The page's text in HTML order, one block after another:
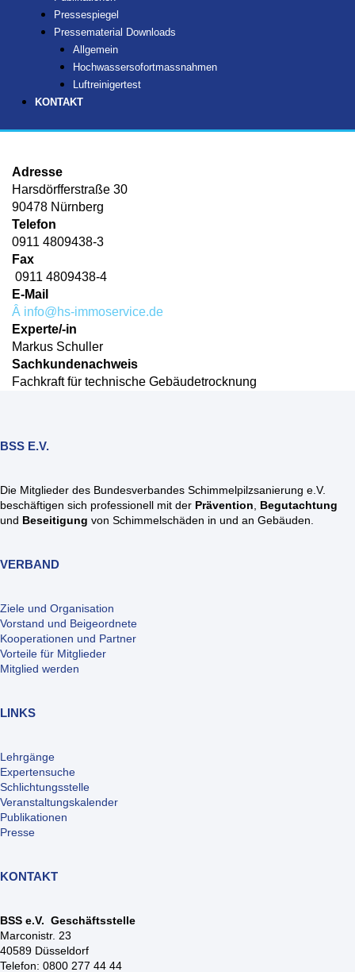
Pressespiegel
Pressematerial Downloads
Allgemein
Hochwassersofortmassnahmen
Luftreinigertest
KONTAKT
Adresse
Harsdörfferstraße 30
90478 Nürnberg
Telefon
0911 4809438-3
Fax
0911 4809438-4
E-Mail
Â info@hs-immoservice.de
Experte/-in
Markus Schuller
Sachkundenachweis
Fachkraft für technische Gebäudetrocknung
BSS E.V.
Die Mitglieder des Bundesverbandes Schimmelpilzsanierung e.V.
beschäftigen sich professionell mit der Prävention, Begutachtung
und Beseitigung von Schimmelschäden in und an Gebäuden.
VERBAND
Ziele und Organisation
Vorstand und Beigeordnete
Kooperationen und Partner
Vorteile für Mitglieder
Mitglied werden
LINKS
Lehrgänge
Expertensuche
Schlichtungsstelle
Veranstaltungskalender
Publikationen
Presse
KONTAKT
BSS e.V. Geschäftsstelle
Marconistr. 23
40589 Düsseldorf
Telefon: 0800 277 44 44